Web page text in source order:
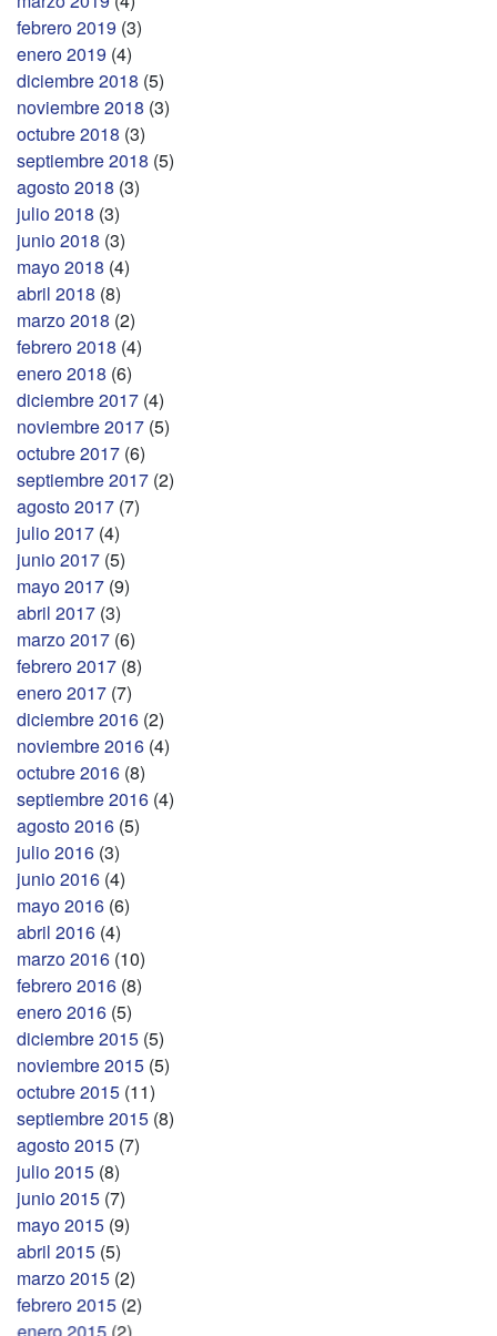
febrero 2019 (3)
enero 2019 (4)
diciembre 2018 (5)
noviembre 2018 (3)
octubre 2018 (3)
septiembre 2018 (5)
agosto 2018 (3)
julio 2018 (3)
junio 2018 (3)
mayo 2018 (4)
abril 2018 (8)
marzo 2018 (2)
febrero 2018 (4)
enero 2018 (6)
diciembre 2017 (4)
noviembre 2017 (5)
octubre 2017 (6)
septiembre 2017 (2)
agosto 2017 (7)
julio 2017 (4)
junio 2017 (5)
mayo 2017 (9)
abril 2017 (3)
marzo 2017 (6)
febrero 2017 (8)
enero 2017 (7)
diciembre 2016 (2)
noviembre 2016 (4)
octubre 2016 (8)
septiembre 2016 (4)
agosto 2016 (5)
julio 2016 (3)
junio 2016 (4)
mayo 2016 (6)
abril 2016 (4)
marzo 2016 (10)
febrero 2016 (8)
enero 2016 (5)
diciembre 2015 (5)
noviembre 2015 (5)
octubre 2015 (11)
septiembre 2015 (8)
agosto 2015 (7)
julio 2015 (8)
junio 2015 (7)
mayo 2015 (9)
abril 2015 (5)
marzo 2015 (2)
febrero 2015 (2)